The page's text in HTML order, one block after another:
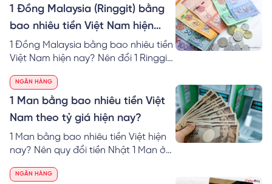
tiền từ tài khoản thoại về thẻ ngân
hàng chi tiết.
1 Đồng Malaysia (Ringgit) bằng
bao nhiêu tiền Việt Nam hiện
nay?
1 Đồng Malaysia bằng bao nhiêu tiền
Việt Nam hiện nay? Nên đổi 1 Ringgit
Malaysia bằng bao nhiêu tiền Việt tại
40 ngân hàng.
NGÂN HÀNG
1 Man bằng bao nhiêu tiền Việt
Nam theo tỷ giá hiện nay?
1 Man bằng bao nhiêu tiền Việt hiện
nay? Nên quy đổi tiền Nhật 1 Man ở
nơi đổi 1 Man VND hôm nay giá tốt
NGÂN HÀNG